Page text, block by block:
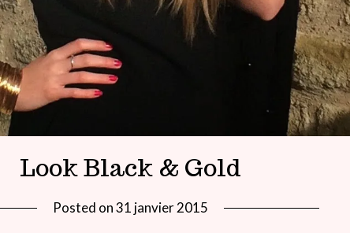
Look Black & Gold
Posted on31 janvier 2015